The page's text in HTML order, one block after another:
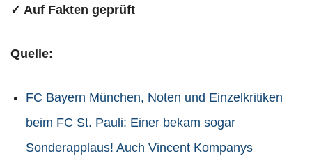
✓ Auf Fakten geprüft
Quelle:
FC Bayern München, Noten und Einzelkritiken
beim FC St. Pauli: Einer bekam sogar
Sonderapplaus! Auch Vincent Kompanys